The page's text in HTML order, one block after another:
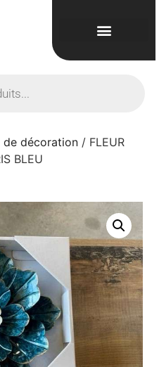
de décoration / FLEUR
BLEU